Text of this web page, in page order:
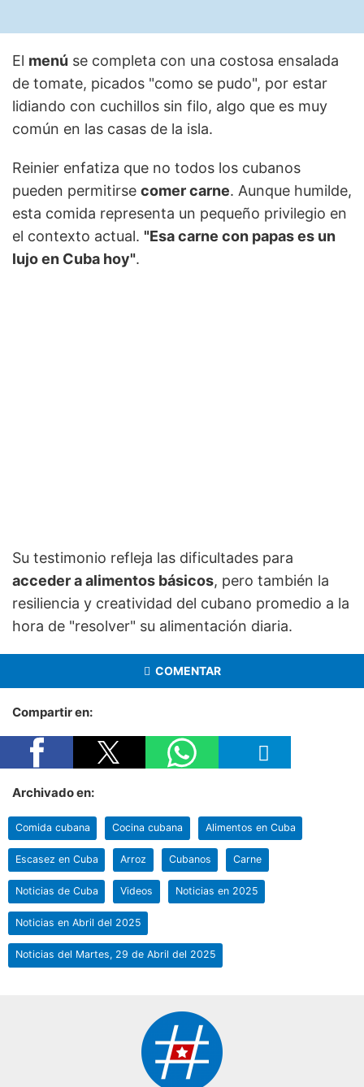
El menú se completa con una costosa ensalada
de tomate, picados "como se pudo", por estar
lidiando con cuchillos sin filo, algo que es muy
común en las casas de la isla.
Reinier enfatiza que no todos los cubanos
pueden permitirse comer carne. Aunque humilde,
esta comida representa un pequeño privilegio en
el contexto actual. "Esa carne con papas es un
lujo en Cuba hoy".
Su testimonio refleja las dificultades para
acceder a alimentos básicos, pero también la
resiliencia y creatividad del cubano promedio a la
hora de "resolver" su alimentación diaria.
COMENTAR
Compartir en:
Archivado en:
Comida cubana Cocina cubana Alimentos en Cuba
Escasez en Cuba Arroz Cubanos Carne
Noticias de Cuba Videos Noticias en 2025
Noticias en Abril del 2025
Noticias del Martes, 29 de Abril del 2025